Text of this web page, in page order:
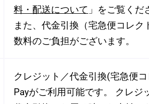
SUMMER GIFT 2026
Pâtisseries
料・配送について 」をご覧くだ
また、代金引換（宅急便コレク
数料のご負担がございます。
クレジット／代金引換(宅急便
Payがご利用可能です。 クレジ